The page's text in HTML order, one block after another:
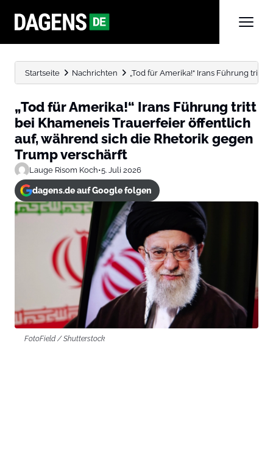
Startseite Nachrichten „Tod für Amerika!“ Irans Führung tritt
„Tod für Amerika!“ Irans Führung tritt
bei Khameneis Trauerfeier öffentlich
auf, während sich die Rhetorik gegen
Trump verschärft
Lauge Risom Koch•5. Juli 2026
dagens.de auf Google folgen
FotoField / Shutterstock